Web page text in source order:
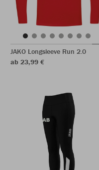
JAKO Longsleeve Run 2.0
ab 23,99 €